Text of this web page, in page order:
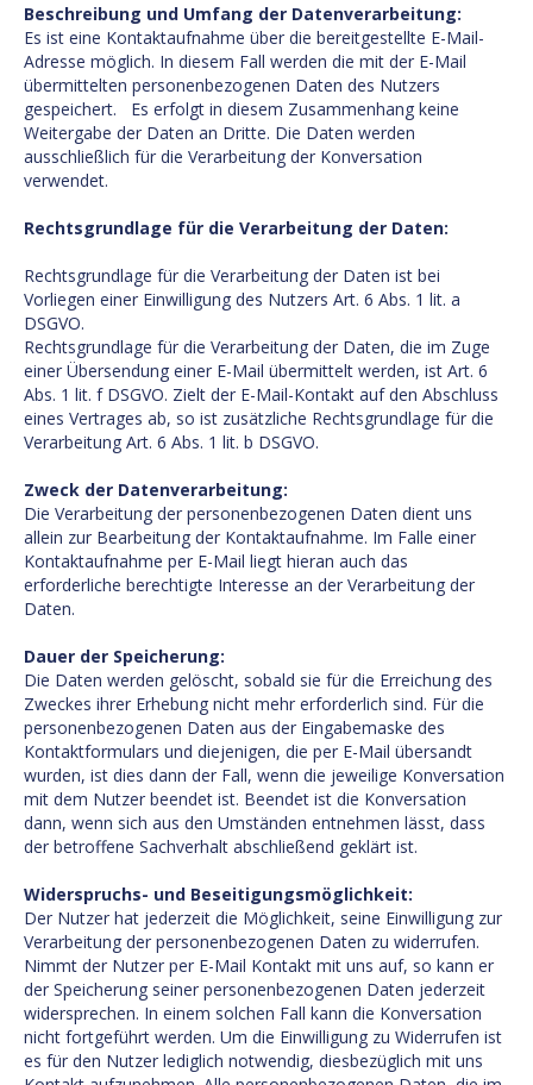
Beschreibung und Umfang der Datenverarbeitung:
Es ist eine Kontaktaufnahme über die bereitgestellte E-Mail-
Adresse möglich. In diesem Fall werden die mit der E-Mail
übermittelten personenbezogenen Daten des Nutzers
gespeichert. Es erfolgt in diesem Zusammenhang keine
Weitergabe der Daten an Dritte. Die Daten werden
ausschließlich für die Verarbeitung der Konversation
verwendet.
Rechtsgrundlage für die Verarbeitung der Daten:
Rechtsgrundlage für die Verarbeitung der Daten ist bei
Vorliegen einer Einwilligung des Nutzers Art. 6 Abs. 1 lit. a
DSGVO.
Rechtsgrundlage für die Verarbeitung der Daten, die im Zuge
einer Übersendung einer E-Mail übermittelt werden, ist Art. 6
Abs. 1 lit. f DSGVO. Zielt der E-Mail-Kontakt auf den Abschluss
eines Vertrages ab, so ist zusätzliche Rechtsgrundlage für die
Verarbeitung Art. 6 Abs. 1 lit. b DSGVO.
Zweck der Datenverarbeitung:
Die Verarbeitung der personenbezogenen Daten dient uns
allein zur Bearbeitung der Kontaktaufnahme. Im Falle einer
Kontaktaufnahme per E-Mail liegt hieran auch das
erforderliche berechtigte Interesse an der Verarbeitung der
Daten.
Dauer der Speicherung:
Die Daten werden gelöscht, sobald sie für die Erreichung des
Zweckes ihrer Erhebung nicht mehr erforderlich sind. Für die
personenbezogenen Daten aus der Eingabemaske des
Kontaktformulars und diejenigen, die per E-Mail übersandt
wurden, ist dies dann der Fall, wenn die jeweilige Konversation
mit dem Nutzer beendet ist. Beendet ist die Konversation
dann, wenn sich aus den Umständen entnehmen lässt, dass
der betroffene Sachverhalt abschließend geklärt ist.
Widerspruchs- und Beseitigungsmöglichkeit:
Der Nutzer hat jederzeit die Möglichkeit, seine Einwilligung zur
Verarbeitung der personenbezogenen Daten zu widerrufen.
Nimmt der Nutzer per E-Mail Kontakt mit uns auf, so kann er
der Speicherung seiner personenbezogenen Daten jederzeit
widersprechen. In einem solchen Fall kann die Konversation
nicht fortgeführt werden. Um die Einwilligung zu Widerrufen ist
es für den Nutzer lediglich notwendig, diesbezüglich mit uns